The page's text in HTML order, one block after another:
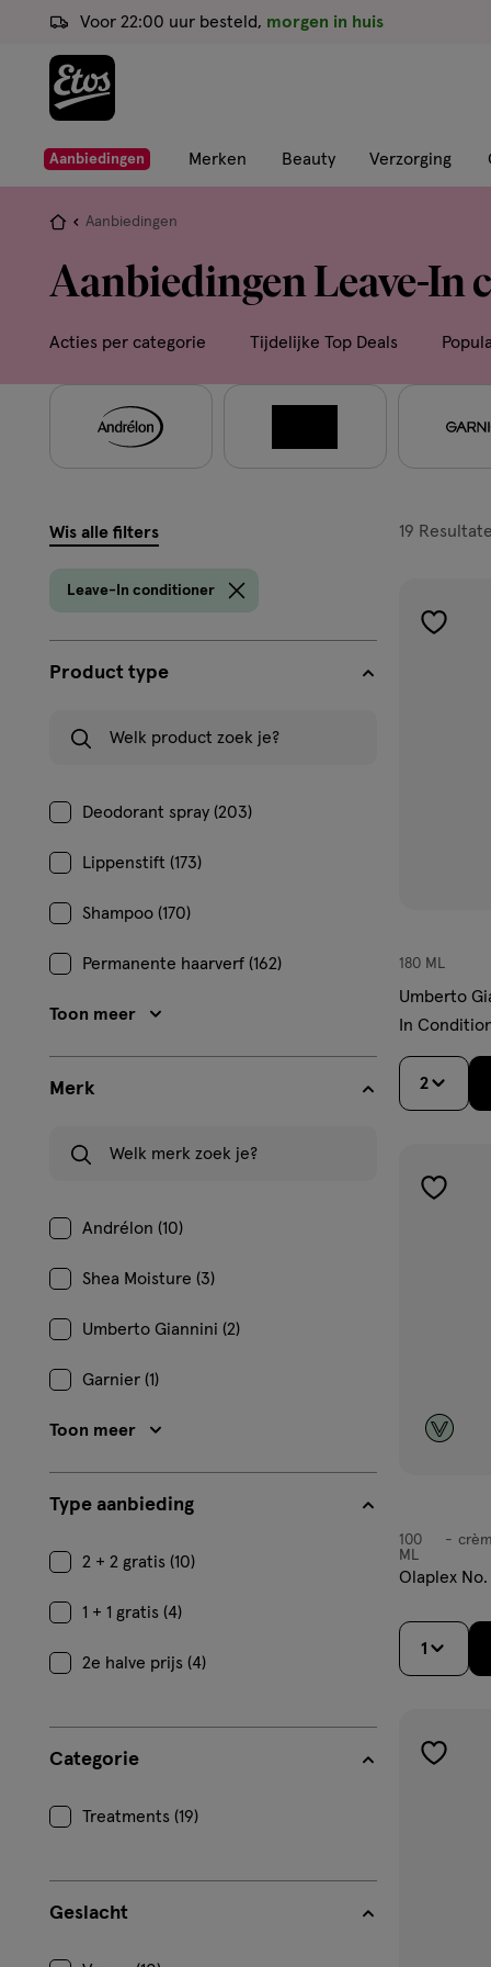
ga
de
hoofd
ga
naar
de
ga
naar
Voor 22:00 uur besteld, morgen in huis
Aanbiedingen Merken Beauty Verzorging
Je
hier:
Aanbiedingen
Aanbiedingen Leave-In
Acties per categorie Tijdelijke Top Deals
filters
Wis alle filters
Leave-In conditioner
Product type
Deodorant spray (203)
Lippenstift (173)
Shampoo (170)
Permanente haarverf (162)
Toon meer
Merk
Andrélon (10)
Shea Moisture (3)
Umberto Giannini (2)
Garnier (1)
Toon meer
Type aanbieding
2 + 2 gratis (10)
1 + 1 gratis (4)
2e halve prijs (4)
Categorie
Treatments (19)
Geslacht
19
180 ML
Umberto
In
2
crème
100
ML
Olaplex
1